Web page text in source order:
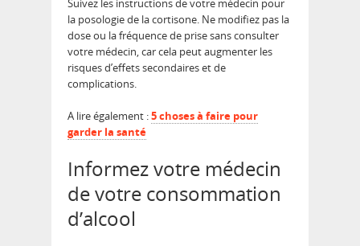
Suivez les instructions de votre médecin pour
la posologie de la cortisone. Ne modifiez pas la
dose ou la fréquence de prise sans consulter
votre médecin, car cela peut augmenter les
risques d’effets secondaires et de
complications.
A lire également :5 choses à faire pour
garder la santé
Informez votre médecin
de votre consommation
d’alcool